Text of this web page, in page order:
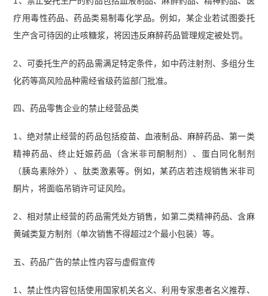
疗用毒性药品、药品类易制毒化学品。例如，某企业若试图委托
生产含可待因的止咳糖浆，将因违反麻醉药品管理规定被处罚。
2、可委托生产的药品需满足特定条件，如中药注射剂、多组分生
化药等高风险品种需经省级药监部门批准。
四、药品零售企业的禁止经营品类
1、绝对禁止经营的药品包括疫苗、血液制品、麻醉药品、第一类
精神药品、终止妊娠药品（含米非司酮制剂）、蛋白同化制剂
（胰岛素除外）、肽类激素等。例如，某药店若违规销售米非司
酮片，将面临吊销许可证风险。
2、相对禁止经营的药品需凭处方销售，如第二类精神药品、含麻
黄碱类复方制剂（单次销售不得超过2个最小包装）等。
五、药品广告的禁止性内容与虚假宣传
1、禁止性内容包括使用国家机关名义、利用专家患者名义推荐、